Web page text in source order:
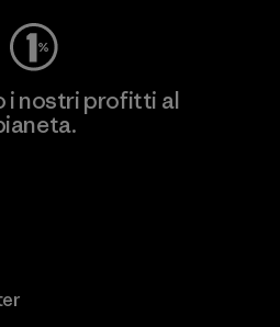
i nostri profitti al